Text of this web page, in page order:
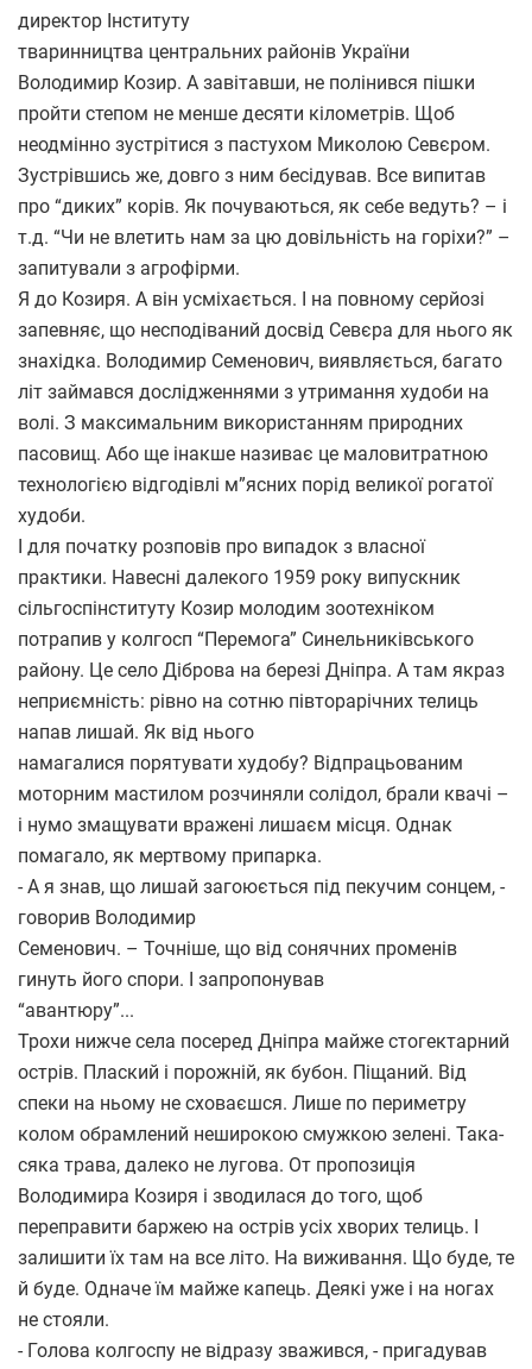
директор Інституту
тваринництва центральних районів України
Володимир Козир. А завітавши, не полінився пішки
пройти степом не менше десяти кілометрів. Щоб
неодмінно зустрітися з пастухом Миколою Севєром.
Зустрівшись же, довго з ним бесідував. Все випитав
про “диких” корів. Як почуваються, як себе ведуть? – і
т.д. “Чи не влетить нам за цю довільність на горіхи?” –
запитували з агрофірми.
Я до Козиря. А він усміхається. І на повному серйозі
запевняє, що несподіваний досвід Севєра для нього як
знахідка. Володимир Семенович, виявляється, багато
літ займався дослідженнями з утримання худоби на
волі. З максимальним використанням природних
пасовищ. Або ще інакше називає це маловитратною
технологією відгодівлі м”ясних порід великої рогатої
худоби.
І для початку розповів про випадок з власної
практики. Навесні далекого 1959 року випускник
сільгоспінституту Козир молодим зоотехніком
потрапив у колгосп “Перемога” Синельниківського
району. Це село Діброва на березі Дніпра. А там якраз
неприємність: рівно на сотню півторарічних телиць
напав лишай. Як від нього
намагалися порятувати худобу? Відпрацьованим
моторним мастилом розчиняли солідол, брали квачі –
і нумо змащувати вражені лишаєм місця. Однак
помагало, як мертвому припарка.
- А я знав, що лишай загоюється під пекучим сонцем, -
говорив Володимир
Семенович. – Точніше, що від сонячних променів
гинуть його спори. І запропонував
“авантюру”...
Трохи нижче села посеред Дніпра майже стогектарний
острів. Плаский і порожній, як бубон. Піщаний. Від
спеки на ньому не сховаєшся. Лише по периметру
колом обрамлений неширокою смужкою зелені. Така-
сяка трава, далеко не лугова. От пропозиція
Володимира Козиря і зводилася до того, щоб
переправити баржею на острів усіх хворих телиць. І
залишити їх там на все літо. На виживання. Що буде, те
й буде. Одначе їм майже капець. Деякі уже і на ногах
не стояли.
- Голова колгоспу не відразу зважився, - пригадував